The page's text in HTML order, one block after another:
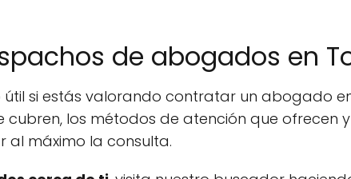
de abogados en
si estás valorando contratar un abogado
los métodos de atención que ofrecen
máximo la consulta.